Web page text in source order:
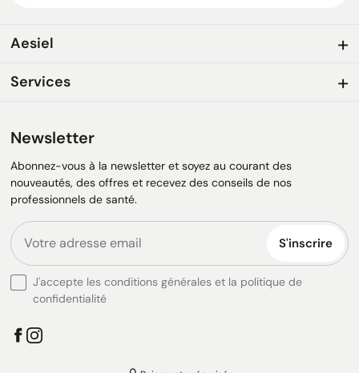
Aesiel
Services
Newsletter
Abonnez-vous à la newsletter et soyez au courant des
nouveautés, des offres et recevez des conseils de nos
professionnels de santé.
S'inscrire
J'accepte les conditions générales et la politique de
confidentialité